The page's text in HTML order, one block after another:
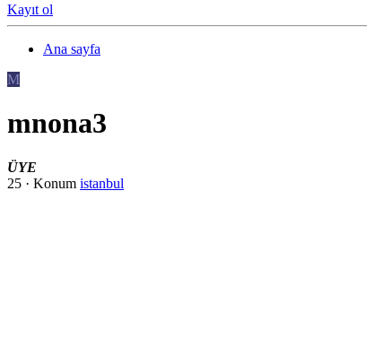
Kayıt ol
Ana sayfa
M
mnona3
ÜYE
25 · Konum istanbul